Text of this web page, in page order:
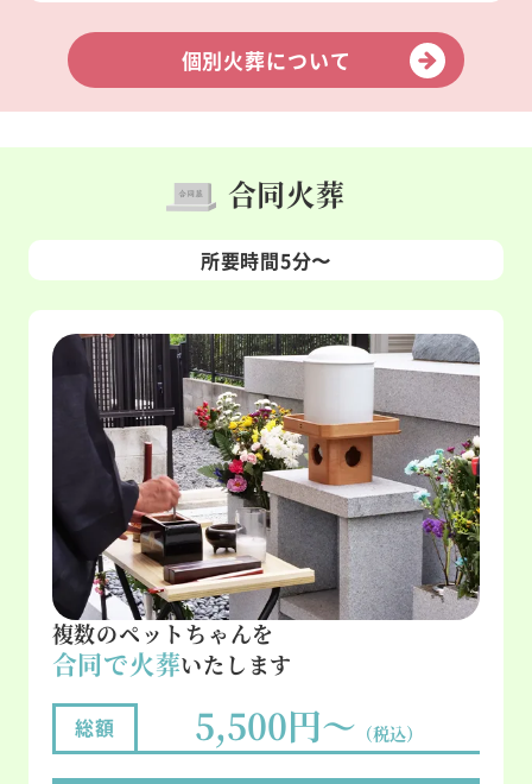
個別火葬について
合同火葬
所要時間5分〜
複数のペットちゃんを
合同で火葬いたします
総額 5,500円～ （税込）